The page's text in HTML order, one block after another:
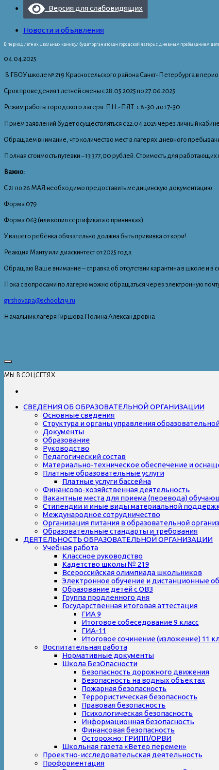
Версия для слабовидящих
Новости и объявления
В период летних школьных каникул будет организован городской лагерь с дневным пребыванием
04.04.2025
В ГБОУ школе № 219 Красносельского района Санкт-Петербурга в
Срок проведения 1 летней смены с 28.05.2025 по 27.06.2025
Режим работы городского лагеря: ПН.-ПЯТ. с 8-30 до 17-30
Прием заявлений будет осуществляться с 22.04.2025 через личный
Обращаем внимание, что количество мест в лагерях дневного
Полная стоимость путевки – 13 377,00 рублей. Стоимость для
Важно:
С 21 по 26 МАЯ необходимо предоставить медицинскую документацию:
Форма 079
Форма 063 (или копия сертификата о прививках)
У вашего ребёнка обязательно должна быть прививка от кори!
Реакция Манту или диаскинтест от 2025 года
Обращаю Ваше внимание – справка об отсутствии карантина в школе и в
Пока с вопросами по лагерю можно обращаться через электронную
girshovapa@school219.ru
Начальник лагеря Гиршова Полина Александровна
МЫ В СОЦСЕТЯХ:
СВЕДЕНИЯ ОБ ОБРАЗОВАТЕЛЬНОЙ ОРГАНИЗАЦИИ
Основные сведения
Структура и органы управления
Документы
Образование
Руководство
Педагогический состав
Материально-техническое обеспечение и
Платные образовательные услуги
Платные услуги бассейна
Финансово-хозяйственная деятельность
Вакантные места для приема (перевода)
Стипендии и иные виды материальной
Международное сотрудничество
Организация питания в образовательной
Образовательные стандарты и требования
ДЕЯТЕЛЬНОСТЬ ОБРАЗОВАТЕЛЬНОЙ ОРГАНИЗАЦИИ
Учебная работа
Классное руководство
Кадетство школы № 219
Всероссийская олимпиада школьников
Электронное обучение и дистанционные
Образование детей с ОВЗ
Группа продленного дня
Государственная итоговая аттестация
ГИА 9
Итоговое собеседование 9 класс
ГИА-11
Итоговое сочинение (изложение) 11
Воспитательная работа
Нормативные документы
Школа БезОпасности
Безопасность дорожного движения
Безопасность на водных объектах
Пожарная безопасность
Террористическая безопасность
Правовая безопасность
Психологическая безопасность
Информационная безопасность
Финансовая безопасность
Осторожно: ГРИПП/ОРВИ
Школьная газета «Ветер перемен»
Проектно-исследовательская деятельность
Профориентация